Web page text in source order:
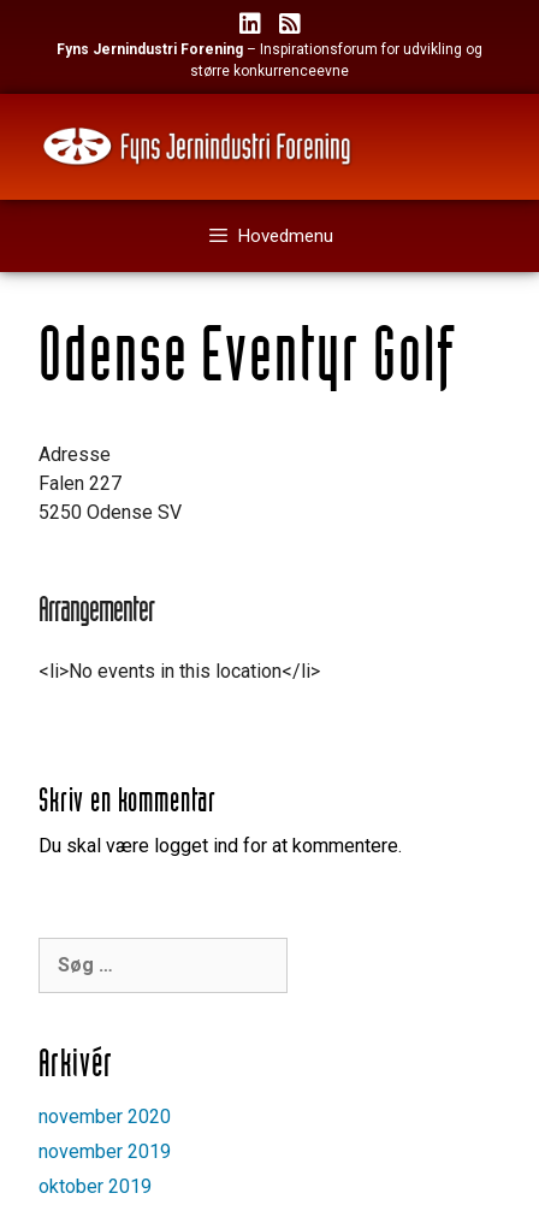
Fyns Jernindustri Forening – Inspirationsforum for udvikling og
større konkurrenceevne
Hovedmenu
Odense Eventyr Golf
Adresse
Falen 227
5250 Odense SV
Arrangementer
<li>No events in this location</li>
Skriv en kommentar
Du skal være logget ind for at kommentere.
efter:
Arkivér
november 2020
november 2019
oktober 2019